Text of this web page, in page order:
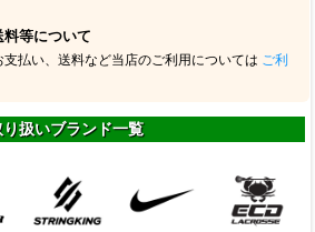
等について
払い、送料など当店のご利用については ご利
り扱いブランド一覧